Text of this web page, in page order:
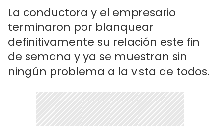
La conductora y el empresario
terminaron por blanquear
definitivamente su relación este fin
de semana y ya se muestran sin
ningún problema a la vista de todos.